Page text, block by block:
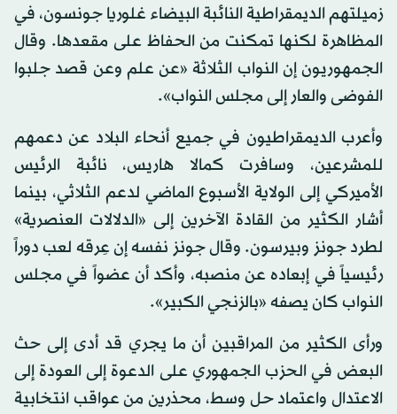
زميلتهم الديمقراطية النائبة البيضاء غلوريا جونسون، في
المظاهرة لكنها تمكنت من الحفاظ على مقعدها. وقال
الجمهوريون إن النواب الثلاثة «عن علم وعن قصد جلبوا
الفوضى والعار إلى مجلس النواب».
وأعرب الديمقراطيون في جميع أنحاء البلاد عن دعمهم
للمشرعين، وسافرت كمالا هاريس، نائبة الرئيس
الأميركي إلى الولاية الأسبوع الماضي لدعم الثلاثي، بينما
أشار الكثير من القادة الآخرين إلى «الدلالات العنصرية»
لطرد جونز وبيرسون. وقال جونز نفسه إن عِرقه لعب دوراً
رئيسياً في إبعاده عن منصبه، وأكد أن عضواً في مجلس
النواب كان يصفه «بالزنجي الكبير».
ورأى الكثير من المراقبين أن ما يجري قد أدى إلى حث
البعض في الحزب الجمهوري على الدعوة إلى العودة إلى
الاعتدال واعتماد حل وسط، محذرين من عواقب انتخابية